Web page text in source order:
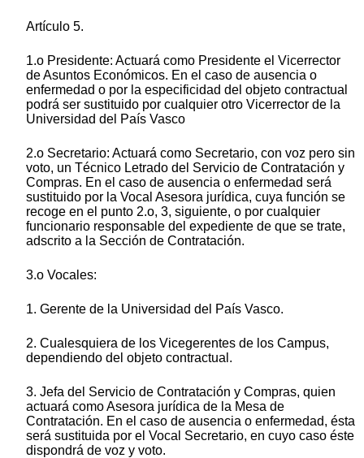
Artículo 5.
1.o Presidente: Actuará como Presidente el Vicerrector
de Asuntos Económicos. En el caso de ausencia o
enfermedad o por la especificidad del objeto contractual
podrá ser sustituido por cualquier otro Vicerrector de la
Universidad del País Vasco
2.o Secretario: Actuará como Secretario, con voz pero sin
voto, un Técnico Letrado del Servicio de Contratación y
Compras. En el caso de ausencia o enfermedad será
sustituido por la Vocal Asesora jurídica, cuya función se
recoge en el punto 2.o, 3, siguiente, o por cualquier
funcionario responsable del expediente de que se trate,
adscrito a la Sección de Contratación.
3.o Vocales:
1. Gerente de la Universidad del País Vasco.
2. Cualesquiera de los Vicegerentes de los Campus,
dependiendo del objeto contractual.
3. Jefa del Servicio de Contratación y Compras, quien
actuará como Asesora jurídica de la Mesa de
Contratación. En el caso de ausencia o enfermedad, ésta
será sustituida por el Vocal Secretario, en cuyo caso éste
dispondrá de voz y voto.